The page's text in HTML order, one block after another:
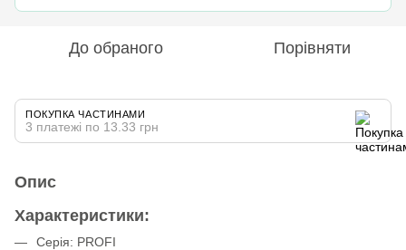
До обраного Порівняти
ПОКУПКА ЧАСТИНАМИ
3 платежі по 13.33 грн
Опис
Характеристики:
Серія: PROFI